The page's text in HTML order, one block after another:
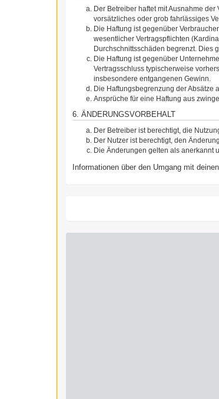
Der Betreiber haftet mit Ausnahme
vorsätzliches oder grob fahrlässiges
Die Haftung ist gegenüber
wesentlicher Vertragspflichten
Durchschnittsschäden begrenzt. Dies
Die Haftung ist gegenüber
Vertragsschluss typischerweise
insbesondere entgangenen Gewinn.
Die Haftungsbegrenzung der Absätze
Ansprüche für eine Haftung aus
6. ÄNDERUNGSVORBEHALT
Der Betreiber ist berechtigt, die
Der Nutzer ist berechtigt, den
Die Änderungen gelten als anerkannt
Informationen über den Umgang mit